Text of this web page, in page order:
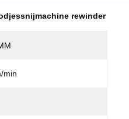
rewinder
min